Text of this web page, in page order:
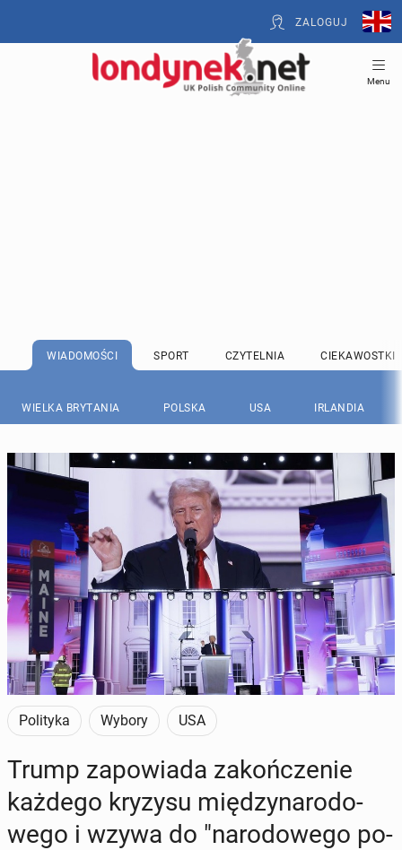
ZALOGUJ
Menu
WIADOMOŚCI SPORT CZYTELNIA CIEKAWOSTKI
WIELKA BRYTANIA POLSKA USA IRLANDIA
Polityka Wybory USA
Trump za­po­wia­da za­koń­cze­nie
każdego kryzysu mię­dzy­na­ro­do­
we­go i wzywa do "na­ro­do­we­go po­